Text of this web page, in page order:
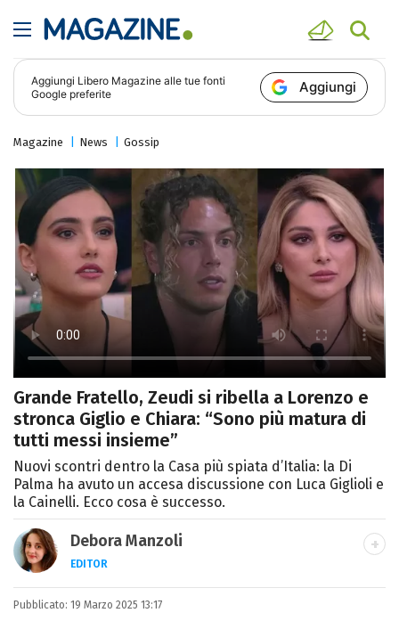
Aggiungi Libero Magazine alle tue fonti
Google preferite
Aggiungi
Magazine News Gossip
Grande Fratello, Zeudi si ribella a Lorenzo e
stronca Giglio e Chiara: “Sono più matura di
tutti messi insieme”
Nuovi scontri dentro la Casa più spiata d’Italia: la Di
Palma ha avuto un accesa discussione con Luca Giglioli e
la Cainelli. Ecco cosa è successo.
Debora Manzoli
EDITOR
LINKEDIN
INSTAGRAM FACEBOOK SITO
Scrittrice, copywriter, editor e pubblicista
Pubblicato: 19 Marzo 2025 13:17